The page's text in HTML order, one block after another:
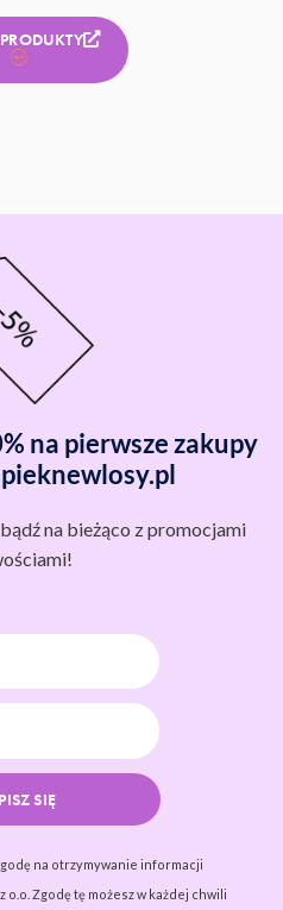
na pierwsze zakupy
na bieżąco z promocjami
SIĘ
na otrzymywanie informacji
Zgodę tę możesz w każdej chwili